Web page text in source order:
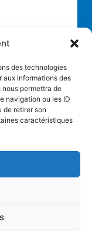
des technologies
informations des
permettra de
navigation ou les ID
de retirer son
caractéristiques
FERTE
de nous